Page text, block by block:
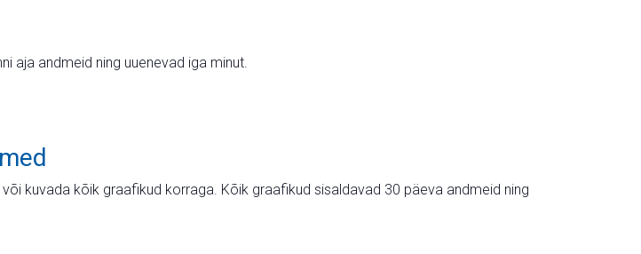
aja andmeid ning uuenevad iga minut.
kuvada kõik graafikud korraga. Kõik graafikud sisaldavad 30 päeva andmeid ning